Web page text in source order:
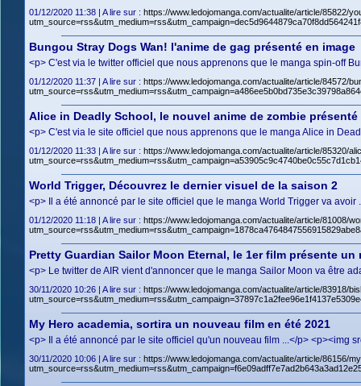
01/12/2020 11:38 | A lire sur : https://www.ledojomanga.com/actualite/article/85822/
Bungou Stray Dogs Wan! l'anime de gag présenté en image
<p> C'est via le twitter officiel que nous apprenons que le manga spin-off
01/12/2020 11:37 | A lire sur : https://www.ledojomanga.com/actualite/article/84572/
Alice in Deadly School, le nouvel anime de zombie présenté
<p> C'est via le site officiel que nous apprenons que le manga Alice in
01/12/2020 11:33 | A lire sur : https://www.ledojomanga.com/actualite/article/85320/
World Trigger, Découvrez le dernier visuel de la saison 2
<p> Il a été annoncé par le site officiel que le manga World Trigger va
01/12/2020 11:18 | A lire sur : https://www.ledojomanga.com/actualite/article/81008/
Pretty Guardian Sailor Moon Eternal, le 1er film présente
<p> Le twitter de AIR vient d'annoncer que le manga Sailor Moon va être
30/11/2020 10:26 | A lire sur : https://www.ledojomanga.com/actualite/article/83918/
My Hero academia, sortira un nouveau film en été 2021
<p> Il a été annoncé par le site officiel qu'un nouveau film ...</p> <p><img
30/11/2020 10:06 | A lire sur : https://www.ledojomanga.com/actualite/article/86156/